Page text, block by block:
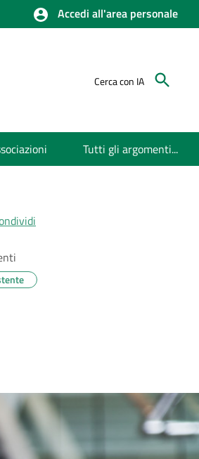
Accedi all'area personale
Cerca con IA
Tutti gli argomenti...